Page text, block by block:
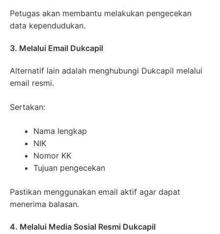
Petugas akan membantu melakukan pengecekan
data kependudukan.
3. Melalui Email Dukcapil
Alternatif lain adalah menghubungi Dukcapil melalui
email resmi.
Sertakan:
Nama lengkap
NIK
Nomor KK
Tujuan pengecekan
Pastikan menggunakan email aktif agar dapat
menerima balasan.
4. Melalui Media Sosial Resmi Dukcapil